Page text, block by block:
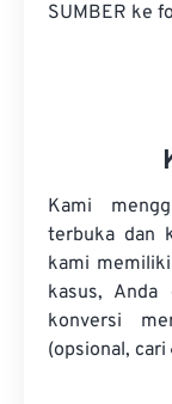
SUMBER ke
Kami
terbuka dan
kami
kasus, Anda
konversi
(opsional, cari